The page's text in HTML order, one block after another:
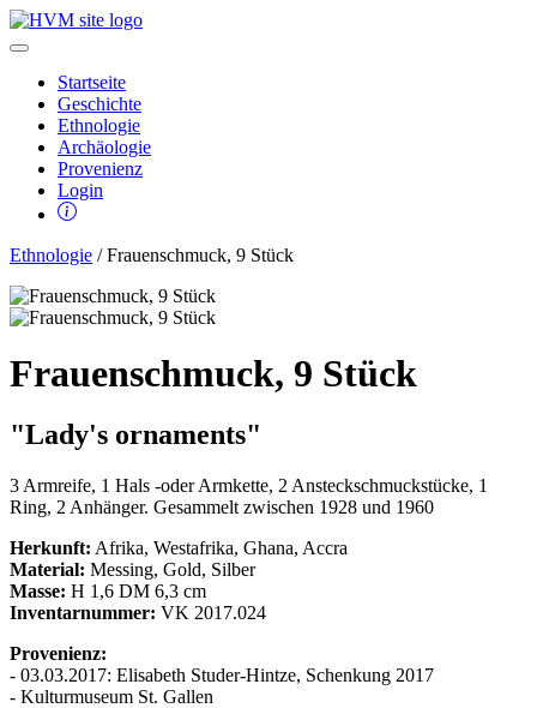
Startseite
Geschichte
Ethnologie
Archäologie
Provenienz
Login
Ethnologie / Frauenschmuck, 9 Stück
Frauenschmuck, 9 Stück
"Lady's ornaments"
3 Armreife, 1 Hals -oder Armkette, 2 Ansteckschmuckstücke, 1
Ring, 2 Anhänger. Gesammelt zwischen 1928 und 1960
Herkunft: Afrika, Westafrika, Ghana, Accra
Material: Messing, Gold, Silber
Masse: H 1,6 DM 6,3 cm
Inventarnummer: VK 2017.024
Provenienz:
- 03.03.2017: Elisabeth Studer-Hintze, Schenkung 2017
- Kulturmuseum St. Gallen